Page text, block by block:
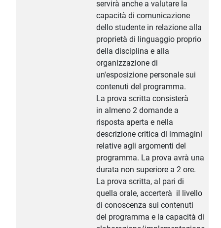
servirà anche a valutare la
capacità di comunicazione
dello studente in relazione alla
proprietà di linguaggio proprio
della disciplina e alla
organizzazione di
un'esposizione personale sui
contenuti del programma.
La prova scritta consisterà
in almeno 2 domande a
risposta aperta e nella
descrizione critica di immagini
relative agli argomenti del
programma. La prova avrà una
durata non superiore a 2 ore.
La prova scritta, al pari di
quella orale, accerterà il livello
di conoscenza sui contenuti
del programma e la capacità di